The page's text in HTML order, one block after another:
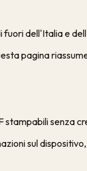
dell'Italia e
pagina
senza
sul